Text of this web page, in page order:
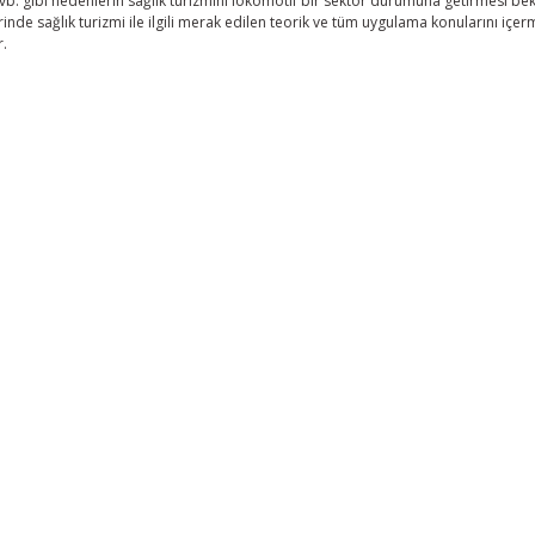
sağlık turizmi ile ilgili merak edilen teorik ve tüm uygulama konularını